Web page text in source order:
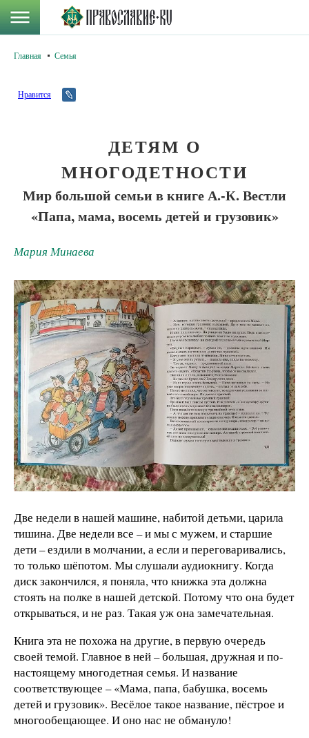
Главная Семья
Нравится
ДЕТЯМ О
МНОГОДЕТНОСТИ
Мир большой семьи в книге А.-К. Вестли
«Папа, мама, восемь детей и грузовик»
Мария Минаева
Две недели в нашей машине, набитой детьми, царила
тишина. Две недели все – и мы с мужем, и старшие
дети – ездили в молчании, а если и переговаривались,
то только шёпотом. Мы слушали аудиокнигу. Когда
диск закончился, я поняла, что книжка эта должна
стоять на полке в нашей детской. Потому что она будет
открываться, и не раз. Такая уж она замечательная.
Книга эта не похожа на другие, в первую очередь
своей темой. Главное в ней – большая, дружная и по-
настоящему многодетная семья. И название
соответствующее – «Мама, папа, бабушка, восемь
детей и грузовик». Весёлое такое название, пёстрое и
многообещающее. И оно нас не обмануло!